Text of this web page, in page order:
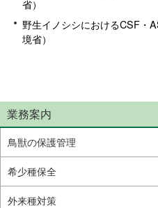
省）
野生イノシシにおけるCSF・
境省）
業務案内
鳥獣の保護管理
希少種保全
外来種対策